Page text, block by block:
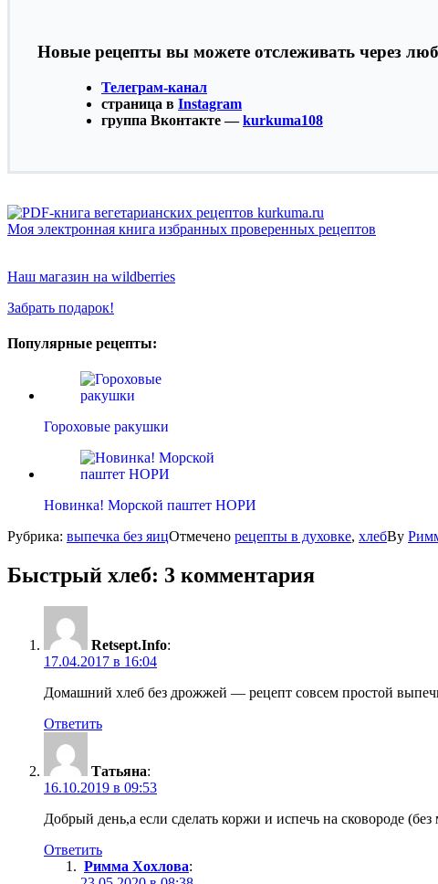
Новые рецепты вы можете отслеживать через
Телеграм-канал
страница в Instagram
группа Вконтакте —kurkuma108
Моя электронная книга избранных проверенных рецептов
Наш магазин на wildberries
Забрать подарок!
Популярные рецепты:
Гороховые ракушки
Новинка! Морской паштет НОРИ
Рубрика: выпечка без яицОтмечено рецепты в духовке, хлебBy
Быстрый хлеб: 3 комментария
Retsept.Info:
17.04.2017 в 16:04
Домашний хлеб без дрожжей — рецепт совсем простой
Ответить
Татьяна:
16.10.2019 в 09:53
Добрый день,а если сделать коржи и испечь на сковороде (без
Ответить
Римма Хохлова: